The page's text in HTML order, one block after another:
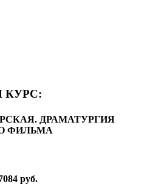
КУРС:
ДРАМАТУРГИЯ
ФИЛЬМА
руб.